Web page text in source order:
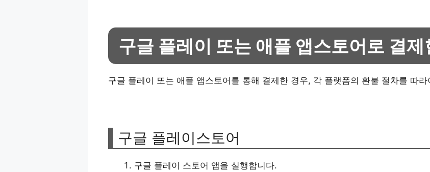
구글 플레이 또는 애플 앱스토어로 결제
구글 플레이 또는 애플 앱스토어를 통해 결제한 경우, 각 플랫폼의 환불 절차를 따라
구글 플레이스토어
구글 플레이 스토어 앱을 실행합니다.